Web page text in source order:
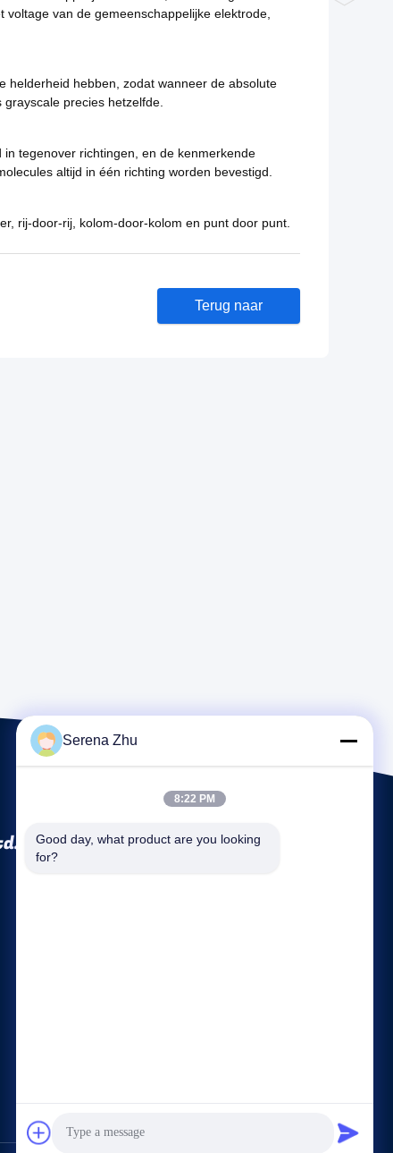
van de gemeenschappelijke elektrode,
helderheid hebben, zodat wanneer de absolute
precies hetzelfde.
tegenover richtingen, en de kenmerkende
altijd in één richting worden bevestigd.
rij-door-rij, kolom-door-kolom en punt door punt.
Terug naar
Serena Zhu
8:22 PM
Good day, what product are you looking
for?